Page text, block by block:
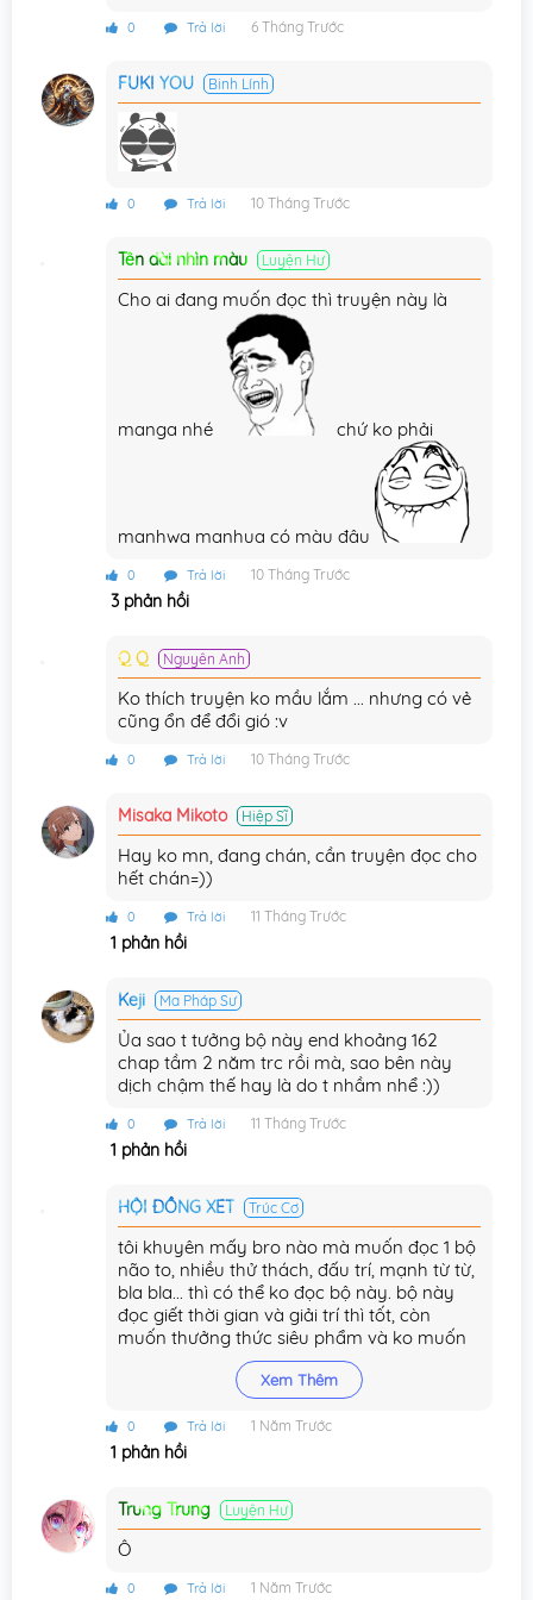
Chương 103 21/03/2025
Chương 102
Chương 101
Chương 100
Chương 99 10/06/2024
Chương 96 17/03/2024
03/03/2024
04/02/2024
Chương 93
Chương 91
Chương 90 20/12/2023
Chương 89
Chương 88
Chương 87 28/11/2023
Chương 85
Chương 84
Chương 83 15/10/2023
Chương 82 12/10/2023
Chương 81
Chương 79 08/09/2023
Chương 78 31/08/2023
Chương 77 20/08/2023
Chương 74
Chương 73
Chương 72
Chương 71
0 Trả lời 6 Tháng Trước
FUKI YOU Binh Lính
0 Trả lời 10 Tháng Trước
Tên dài nhìn màu Luyện Hư
Cho ai đang muốn đọc thì truyện này là
manga nhé chứ ko phải
manhwa manhua có màu đâu
0 Trả lời 10 Tháng Trước
3 phản hồi
Q Q Nguyên Anh
Ko thích truyện ko mầu lắm ... nhưng có vẻ
cũng ổn để đổi gió :v
0 Trả lời 10 Tháng Trước
Misaka Mikoto Hiệp Sĩ
Hay ko mn, đang chán, cần truyện đọc cho
hết chán=))
0 Trả lời 11 Tháng Trước
1 phản hồi
Keji Ma Pháp Sư
Ủa sao t tưởng bộ này end khoảng 162
chap tầm 2 năm trc rồi mà, sao bên này
dịch chậm thế hay là do t nhầm nhể :))
0 Trả lời 11 Tháng Trước
1 phản hồi
HỘI ĐỒNG XÉT Trúc Cơ
tôi khuyên mấy bro nào mà muốn đọc 1 bộ
não to, nhiều thử thách, đấu trí, mạnh từ từ,
bla bla... thì có thể ko đọc bộ này. bộ này
đọc giết thời gian và giải trí thì tốt, còn
muốn thưởng thức siêu phẩm và ko muốn
thát vọng thì tìm bộ khác mà đọc nhé
Xem Thêm
0 Trả lời 1 Năm Trước
1 phản hồi
Trung Trung Luyện Hư
Ô
0 Trả lời 1 Năm Trước